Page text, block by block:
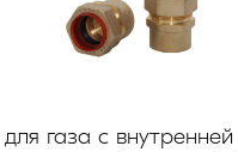
газа с